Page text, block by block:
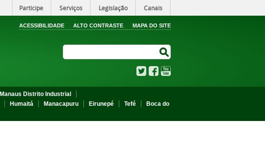
Participe Serviços Legislação Canais
ACESSIBILIDADE ALTO CONTRASTE MAPA DO SITE
TwitterFacebook
Manaus Distrito Industrial
Humaitá Manacapuru Eirunepé Tefé
Boca do